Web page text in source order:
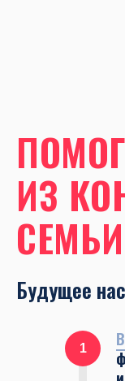
ИЗ
СЕМЬИ
Будущее
1